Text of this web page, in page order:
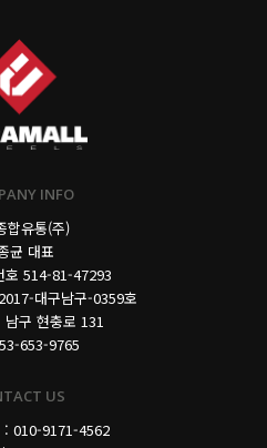
INFO
합유통(주)
균 대표
호 514-81-47293
대구남구-0359호
남구 현충로 131
653-9765
US
: 010-9171-4562